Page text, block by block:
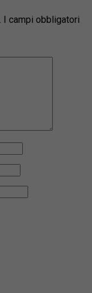
I campi obbligatori